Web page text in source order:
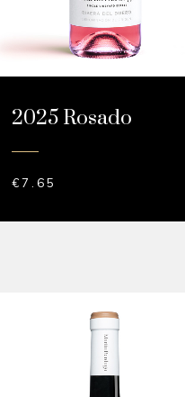
2025 Rosado
€7.65